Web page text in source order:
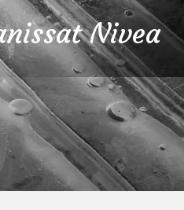
Nivea